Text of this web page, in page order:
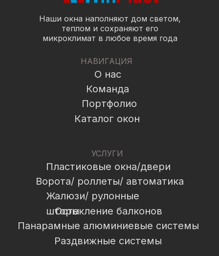
УСЛУГИ
НАВИГАЦИЯ
Жалюзи/ рулонные
шторы
Раздвижные системы
Панарамные алюминиевые системы
Остекление балконов
Ворота/ роллеты/ автоматика
Пластиковые окна/двери
О нас
Команда
Каталог окон
Портфолио
Наши окна наполняют дом светом,
теплом и сохраняют его
микроклимат в любое время года